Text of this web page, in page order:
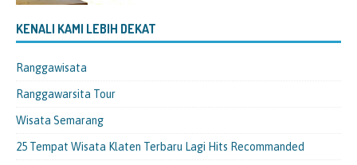
KENALI KAMI LEBIH DEKAT
Ranggawisata
Ranggawarsita Tour
Wisata Semarang
25 Tempat Wisata Klaten Terbaru Lagi Hits Recommanded